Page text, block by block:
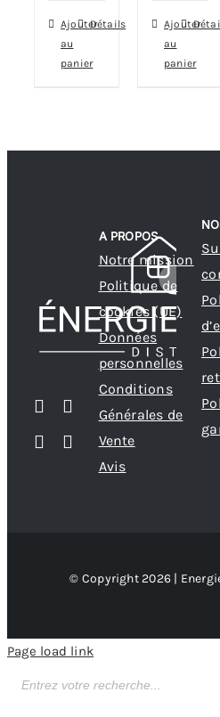
Ajouter
au
panier
Détails
Ajouter
au
panier
A PROPOS
Notre mission
Politique de
cookies (UE)
Données
personnelles
Conditions
Générales de
Vente
Avis
© Copyright 2026 |
Page load link
de